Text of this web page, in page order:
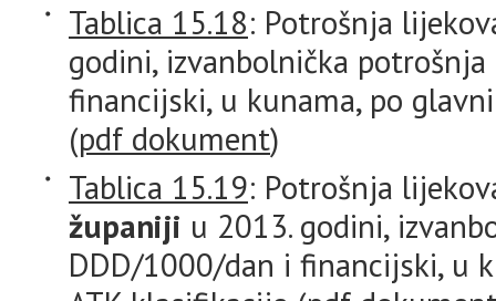
Tablica 15.18: Potrošnja
godini, izvanbolnička
financijski, u kunama, po
(pdf dokument)
Tablica 15.19: Potrošnja
županiji u 2013. godini,
DDD/1000/dan i financijski, u